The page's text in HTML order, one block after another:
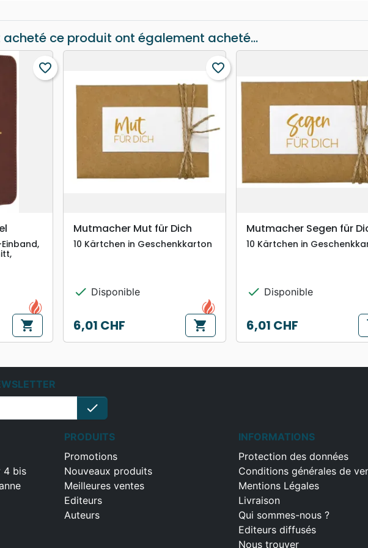
acheté ce produit ont également acheté...
favorite_border
shopping_cart
search APERÇU RAPIDE
favorite_border
Mutmacher Mut für Dich
10 Kärtchen in Geschenkkarton
check Disponible
Prix
6,01 CHF shopping_cart
search APERÇU RAPIDE
Mutmacher Segen für
10 Kärtchen in
check Disponible
Prix
6,01 CHF
check
4 bis
PRODUITS
Promotions
Nouveaux produits
Meilleures ventes
Editeurs
Auteurs
INFORMATIONS
Protection des données
Conditions générales de
Mentions Légales
Livraison
Qui sommes-nous ?
Editeurs diffusés
Nous trouver